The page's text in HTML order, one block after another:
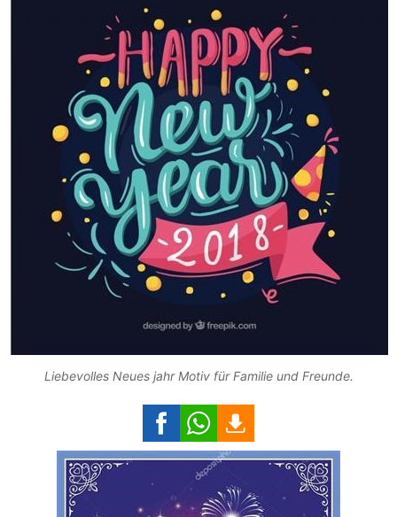
Liebevolles Neues jahr Motiv für Familie und Freunde.